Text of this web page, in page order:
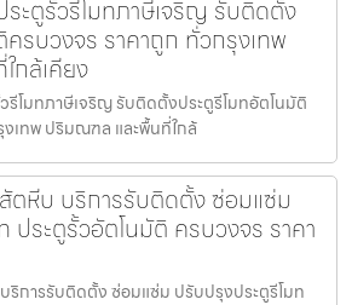
ระตูรั้วรีโมทภาษีเจริญ รับติดตั้ง
รบวงจร ราคาถูก ทั่วกรุงเทพ
กล้เคียง
รีโมทภาษีเจริญ รับติดตั้งประตูรีโมทอัตโนมัติ
เทพ ปริมณฑล และพื้นที่ใกล้
ตหีบ บริการรับติดตั้ง ซ่อมแซ่ม
ประตูรั้วอัตโนมัติ ครบวงจร ราคา
ริการรับติดตั้ง ซ่อมแซ่ม ปรับปรุงประตูรีโมท